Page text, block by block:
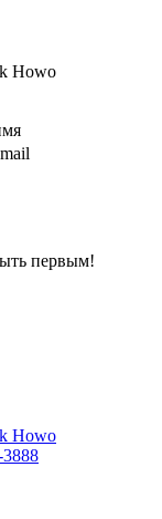
Howo
первым!
Howo